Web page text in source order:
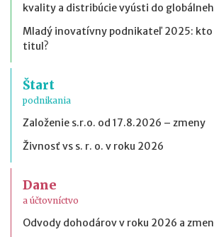
kvality a distribúcie vyústi do
Mladý inovatívny podnikateľ 2025: kto
titul?
Štart
podnikania
Založenie s.r.o. od 17.8.2026 – zmeny
Živnosť vs s. r. o. v roku 2026
Dane
a účtovníctvo
Odvody dohodárov v roku 2026 a